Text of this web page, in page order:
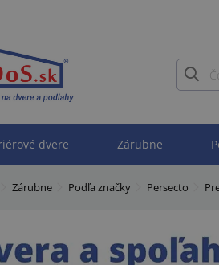
dvere Zárubne
Zárubne Podľa značky Persecto